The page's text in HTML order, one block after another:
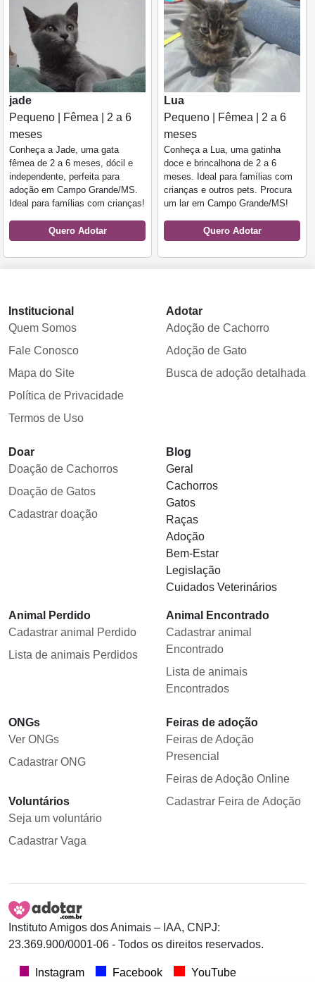
jade
Pequeno | Fêmea | 2 a 6
meses
Conheça a Jade, uma gata
fêmea de 2 a 6 meses, dócil e
independente, perfeita para
adoção em Campo Grande/MS.
Ideal para famílias com crianças!
Quero Adotar
Lua
Pequeno | Fêmea | 2 a 6
meses
Conheça a Lua, uma gatinha
doce e brincalhona de 2 a 6
meses. Ideal para famílias com
crianças e outros pets. Procura
um lar em Campo Grande/MS!
Quero Adotar
Institucional
Quem Somos
Fale Conosco
Mapa do Site
Política de Privacidade
Termos de Uso
Adotar
Adoção de Cachorro
Adoção de Gato
Busca de adoção detalhada
Doar
Doação de Cachorros
Doação de Gatos
Cadastrar doação
Blog
Geral
Cachorros
Gatos
Raças
Adoção
Bem-Estar
Legislação
Cuidados Veterinários
Animal Perdido
Cadastrar animal Perdido
Lista de animais Perdidos
Animal Encontrado
Cadastrar animal
Encontrado
Lista de animais
Encontrados
ONGs
Ver ONGs
Cadastrar ONG
Voluntários
Seja um voluntário
Cadastrar Vaga
Feiras de adoção
Feiras de Adoção
Presencial
Feiras de Adoção Online
Cadastrar Feira de Adoção
Instituto Amigos dos Animais – IAA, CNPJ:
23.369.900/0001-06 - Todos os direitos reservados.
Instagram Facebook YouTube